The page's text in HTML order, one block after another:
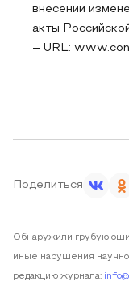
внесении
акты
– URL:
Поделиться
Обнаружили грубую
иные нарушения
редакцию журнала: